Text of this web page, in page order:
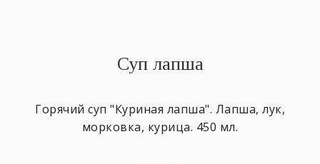
Суп лапша
Горячий суп "Куриная лапша". Лапша, лук,
морковка, курица. 450 мл.